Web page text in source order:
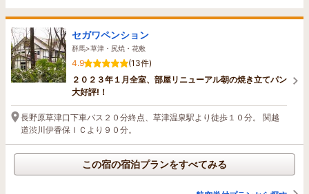
セガワペンション
群馬>草津・尻焼・花敷
4.9
(13件)
２０２３年１月全室、部屋リニューアル朝の焼き立てパン
大好評!！
長野原草津口下車バス２０分終点、草津温泉駅より徒歩１０分。 関越
道渋川伊香保ＩＣより９０分。
この宿の宿泊プランをすべてみる